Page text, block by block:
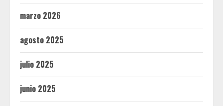
marzo 2026
agosto 2025
julio 2025
junio 2025